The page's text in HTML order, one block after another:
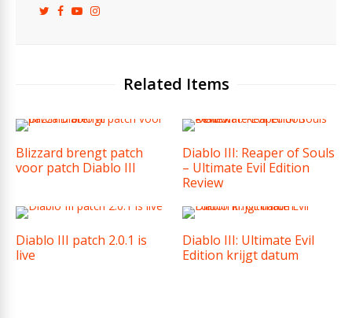
Related Items
Blizzard brengt patch
voor patch Diablo III
Diablo III: Reaper of Souls
– Ultimate Evil Edition
Review
Diablo III patch 2.0.1 is
live
Diablo III: Ultimate Evil
Edition krijgt datum